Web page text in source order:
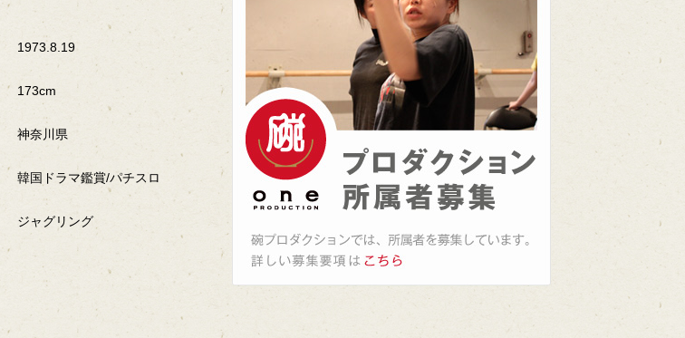
1973.8.19
173cm
神奈川県
韓国ドラマ鑑賞/パチスロ
ジャグリング